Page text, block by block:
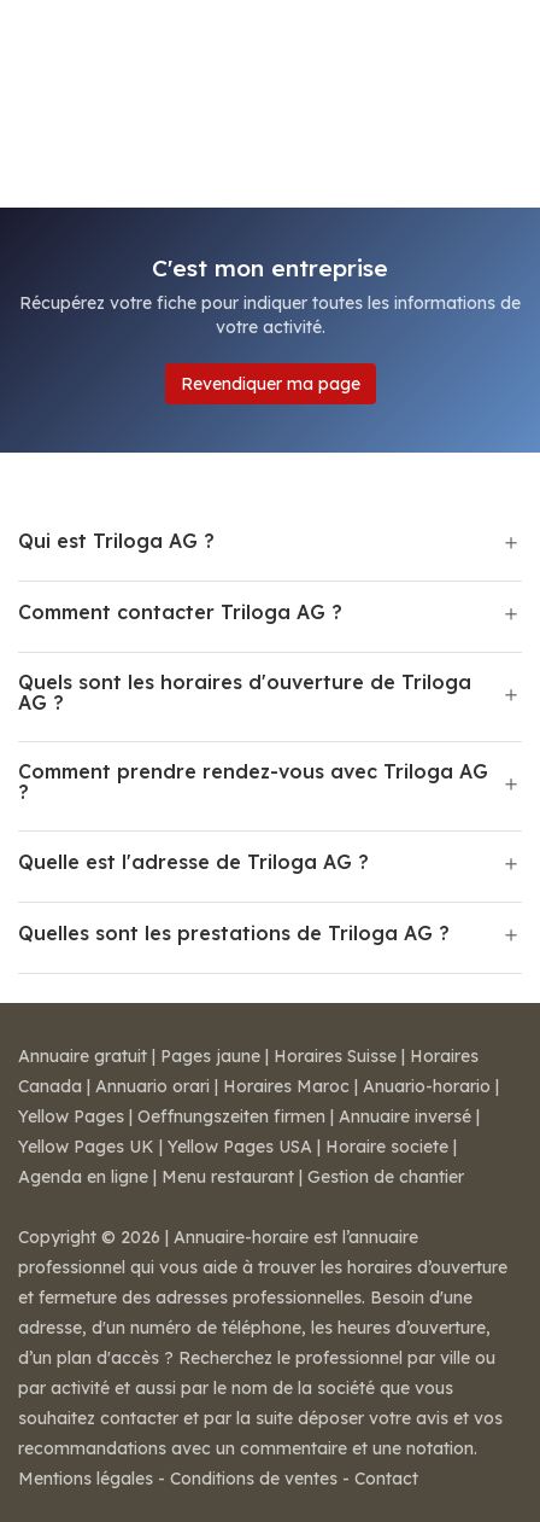
C'est mon entreprise
Récupérez votre fiche pour indiquer toutes les informations de
votre activité.
Revendiquer ma page
Qui est Triloga AG ?
Comment contacter Triloga AG ?
Quels sont les horaires d'ouverture de Triloga
AG ?
Comment prendre rendez-vous avec Triloga AG
?
Quelle est l'adresse de Triloga AG ?
Quelles sont les prestations de Triloga AG ?
Annuaire gratuit | Pages jaune | Horaires Suisse | Horaires
Canada | Annuario orari | Horaires Maroc | Anuario-horario |
Yellow Pages | Oeffnungszeiten firmen | Annuaire inversé |
Yellow Pages UK | Yellow Pages USA | Horaire societe |
Agenda en ligne | Menu restaurant | Gestion de chantier
Copyright © 2026 | Annuaire-horaire est l’annuaire
professionnel qui vous aide à trouver les horaires d’ouverture
et fermeture des adresses professionnelles. Besoin d'une
adresse, d'un numéro de téléphone, les heures d’ouverture,
d’un plan d'accès ? Recherchez le professionnel par ville ou
par activité et aussi par le nom de la société que vous
souhaitez contacter et par la suite déposer votre avis et vos
recommandations avec un commentaire et une notation.
Mentions légales - Conditions de ventes - Contact